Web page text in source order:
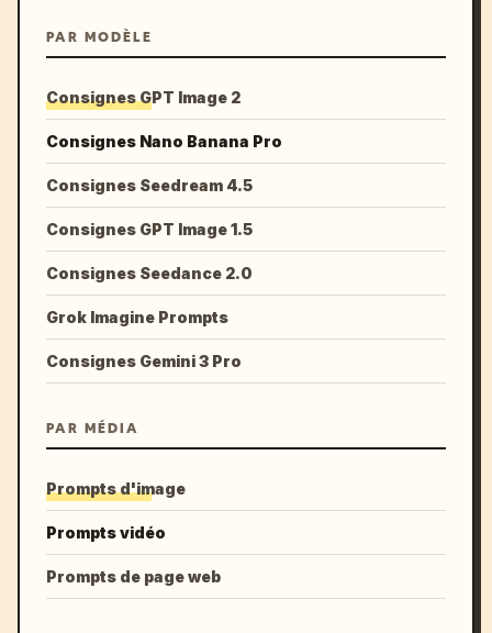
PAR MODÈLE
Consignes GPT Image 2
Consignes Nano Banana Pro
Consignes Seedream 4.5
Consignes GPT Image 1.5
Consignes Seedance 2.0
Grok Imagine Prompts
Consignes Gemini 3 Pro
PAR MÉDIA
Prompts d'image
Prompts vidéo
Prompts de page web